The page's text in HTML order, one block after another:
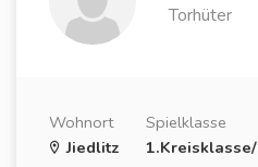
Torhüter
Wohnort
Jiedlitz
Spielklasse